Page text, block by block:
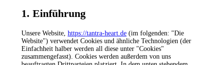
1. Einführung
Unsere Website, https://tantra-heart.de (im folgenden: "Die
Website") verwendet Cookies und ähnliche Technologien (der
Einfachheit halber werden all diese unter "Cookies"
zusammengefasst). Cookies werden außerdem von uns